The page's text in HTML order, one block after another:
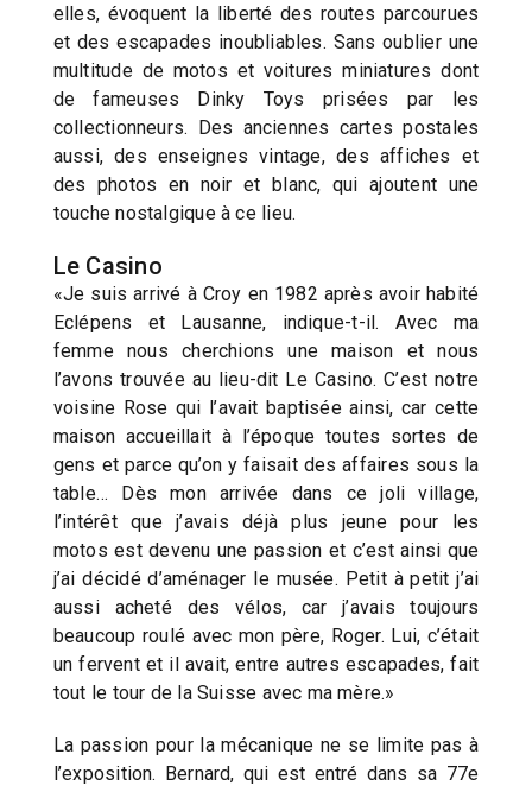
elles, évoquent la liberté des routes parcourues
et des escapades inoubliables. Sans oublier une
multitude de motos et voitures miniatures dont
de fameuses Dinky Toys prisées par les
collectionneurs. Des anciennes cartes postales
aussi, des enseignes vintage, des affiches et
des photos en noir et blanc, qui ajoutent une
touche nostalgique à ce lieu.
Le Casino
«Je suis arrivé à Croy en 1982 après avoir habité
Eclépens et Lausanne, indique-t-il. Avec ma
femme nous cherchions une maison et nous
l’avons trouvée au lieu-dit Le Casino. C’est notre
voisine Rose qui l’avait baptisée ainsi, car cette
maison accueillait à l’époque toutes sortes de
gens et parce qu’on y faisait des affaires sous la
table… Dès mon arrivée dans ce joli village,
l’intérêt que j’avais déjà plus jeune pour les
motos est devenu une passion et c’est ainsi que
j’ai décidé d’aménager le musée. Petit à petit j’ai
aussi acheté des vélos, car j’avais toujours
beaucoup roulé avec mon père, Roger. Lui, c’était
un fervent et il avait, entre autres escapades, fait
tout le tour de la Suisse avec ma mère.»
La passion pour la mécanique ne se limite pas à
l’exposition. Bernard, qui est entré dans sa 77e